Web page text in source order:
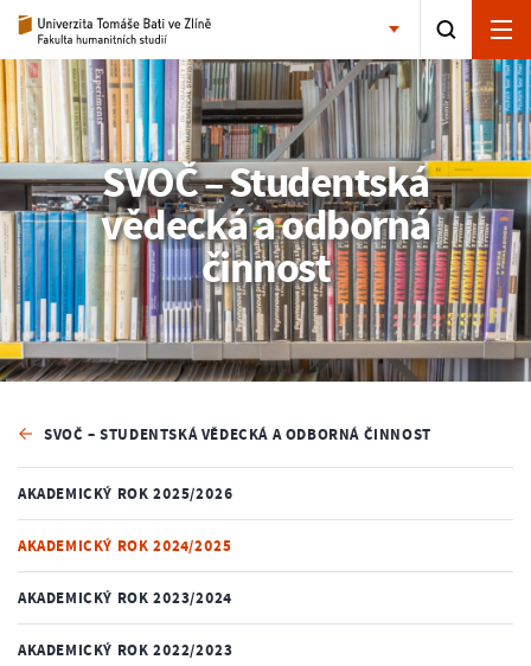
SVOČ – Studentská
vědecká a odborná
činnost
SVOČ – STUDENTSKÁ VĚDECKÁ A ODBORNÁ ČINNOST
AKADEMICKÝ ROK 2025/2026
AKADEMICKÝ ROK 2024/2025
AKADEMICKÝ ROK 2023/2024
AKADEMICKÝ ROK 2022/2023